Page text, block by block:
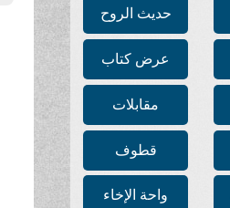
حديث الروح
عرض كتاب
مقابلات
قطوف
واحة الإخاء